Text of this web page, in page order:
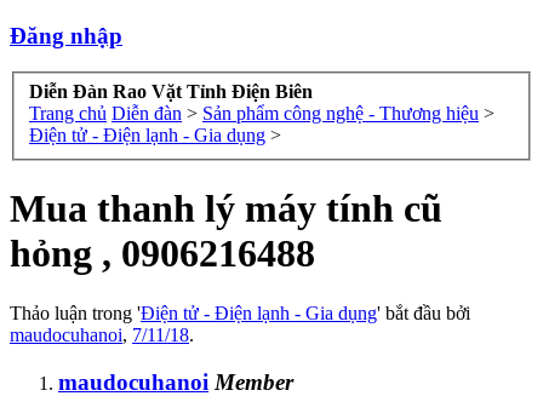
Đăng nhập
Diễn Đàn Rao Vặt Tỉnh Điện Biên
Trang chủ Diễn đàn > Sản phẩm công nghệ - Thương hiệu >
Điện tử - Điện lạnh - Gia dụng >
Mua thanh lý máy tính cũ
hỏng , 0906216488
Thảo luận trong 'Điện tử - Điện lạnh - Gia dụng' bắt đầu bởi
maudocuhanoi, 7/11/18.
maudocuhanoi Member